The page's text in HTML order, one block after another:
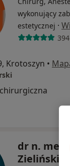
wykonujący
estetycznej ·
Krotoszyn •
dr n. med.
Zieliński